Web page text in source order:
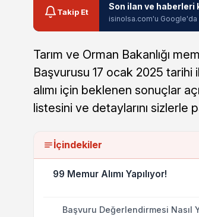
Takip Et
Son ilan ve haberleri
isinolsa.com'u Google'da
Tarım ve Orman Bakanlığı
Başvurusu 17 ocak 2025 tarihi
alımı için beklenen sonuçlar
listesini ve detaylarını sizlerle
İçindekiler
99 Memur Alımı Yapılıyor!
Başvuru Değerlendirmesi Nasıl